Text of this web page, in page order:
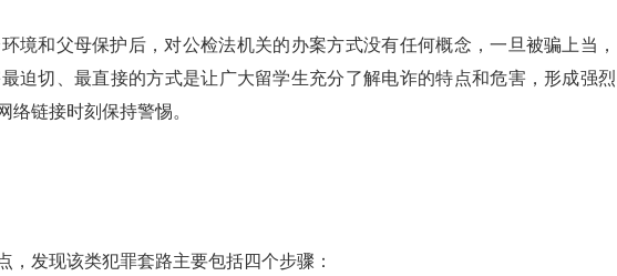
和父母保护后，对公检法机关的办案方式没有任何概念，一旦被骗上当，
迫切、最直接的方式是让广大留学生充分了解电诈的特点和危害，形成强烈
链接时刻保持警惕。
发现该类犯罪套路主要包括四个步骤：